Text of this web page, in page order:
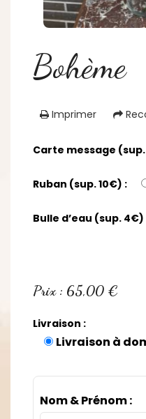
Bohème
Imprimer
Carte message
Ruban (sup. 10€) :
Bulle d’eau (sup. 4€)
Prix : 65,00 €
Livraison :
Livraison à
Nom & Prénom :